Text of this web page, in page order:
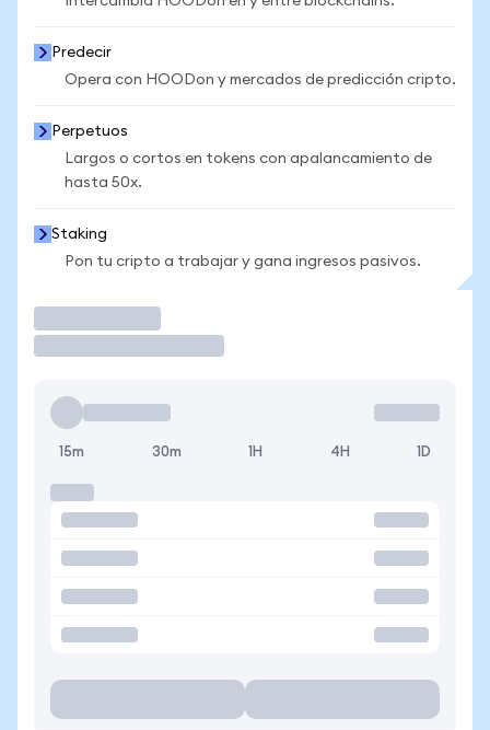
Predecir
Opera con HOODon y mercados de predicción cripto.
Perpetuos
Largos o cortos en tokens con apalancamiento de
hasta 50x.
Staking
Pon tu cripto a trabajar y gana ingresos pasivos.
15m 30m 1H 4H 1D